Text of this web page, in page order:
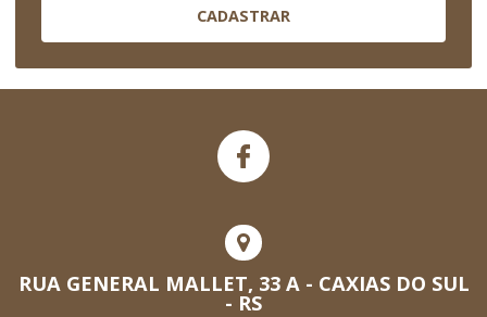
CADASTRAR
RUA GENERAL MALLET, 33 A - CAXIAS DO SUL
- RS